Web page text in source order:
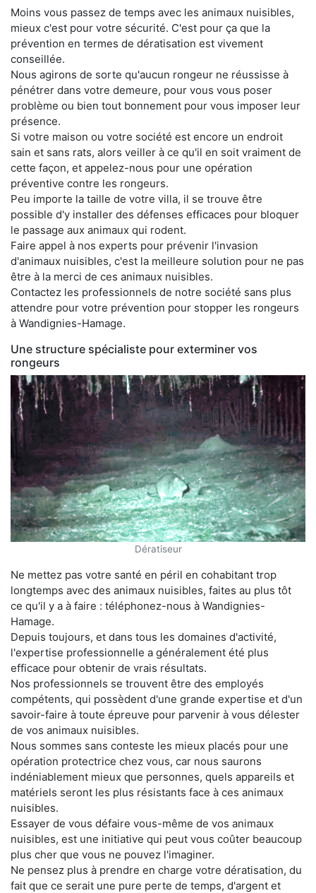
Moins vous passez de temps avec les animaux nuisibles,
mieux c'est pour votre sécurité. C'est pour ça que la
prévention en termes de dératisation est vivement
conseillée.
Nous agirons de sorte qu'aucun rongeur ne réussisse à
pénétrer dans votre demeure, pour vous vous poser
problème ou bien tout bonnement pour vous imposer leur
présence.
Si votre maison ou votre société est encore un endroit
sain et sans rats, alors veiller à ce qu'il en soit vraiment de
cette façon, et appelez-nous pour une opération
préventive contre les rongeurs.
Peu importe la taille de votre villa, il se trouve être
possible d'y installer des défenses efficaces pour bloquer
le passage aux animaux qui rodent.
Faire appel à nos experts pour prévenir l'invasion
d'animaux nuisibles, c'est la meilleure solution pour ne pas
être à la merci de ces animaux nuisibles.
Contactez les professionnels de notre société sans plus
attendre pour votre prévention pour stopper les rongeurs
à Wandignies-Hamage.
Une structure spécialiste pour exterminer vos
rongeurs
Dératiseur
Ne mettez pas votre santé en péril en cohabitant trop
longtemps avec des animaux nuisibles, faites au plus tôt
ce qu'il y a à faire : téléphonez-nous à Wandignies-
Hamage.
Depuis toujours, et dans tous les domaines d'activité,
l'expertise professionnelle a généralement été plus
efficace pour obtenir de vrais résultats.
Nos professionnels se trouvent être des employés
compétents, qui possèdent d'une grande expertise et d'un
savoir-faire à toute épreuve pour parvenir à vous délester
de vos animaux nuisibles.
Nous sommes sans conteste les mieux placés pour une
opération protectrice chez vous, car nous saurons
indéniablement mieux que personnes, quels appareils et
matériels seront les plus résistants face à ces animaux
nuisibles.
Essayer de vous défaire vous-même de vos animaux
nuisibles, est une initiative qui peut vous coûter beaucoup
plus cher que vous ne pouvez l'imaginer.
Ne pensez plus à prendre en charge votre dératisation, du
fait que ce serait une pure perte de temps, d'argent et